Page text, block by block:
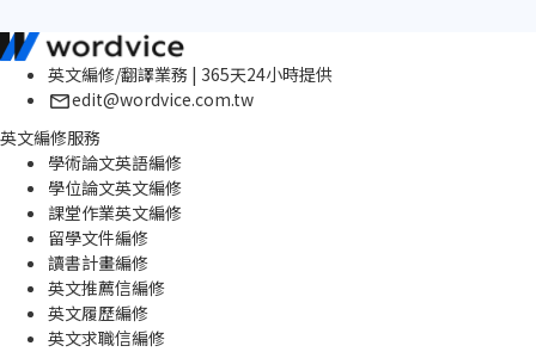
英文編修/翻譯業務 | 365天24小時提供
edit@wordvice.com.tw
英文編修服務
學術論文英語編修
學位論文英文編修
課堂作業英文編修
留學文件編修
讀書計畫編修
英文推薦信編修
英文履歷編修
英文求職信編修